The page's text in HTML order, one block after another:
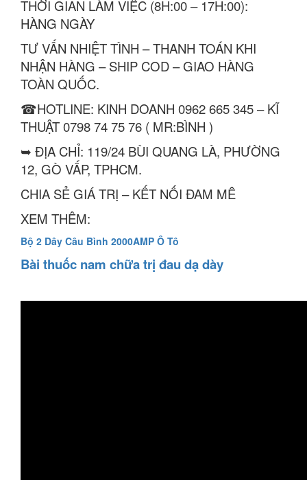
THỜI GIAN LÀM VIỆC (8H:00 – 17H:00):
HÀNG NGÀY
TƯ VẤN NHIỆT TÌNH – THANH TOÁN KHI
NHẬN HÀNG – SHIP COD – GIAO HÀNG
TOÀN QUỐC.
☎HOTLINE: KINH DOANH 0962 665 345 – KĨ
THUẬT 0798 74 75 76 ( MR:BÌNH )
➥ ĐỊA CHỈ: 119/24 BÙI QUANG LÀ, PHƯỜNG
12, GÒ VẤP, TPHCM.
CHIA SẺ GIÁ TRỊ – KẾT NỐI ĐAM MÊ
XEM THÊM:
Bộ 2 Dây Câu Bình 2000AMP Ô Tô
Bài thuốc nam chữa trị đau dạ dày